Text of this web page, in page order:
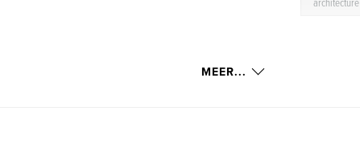
architecture
MEER...